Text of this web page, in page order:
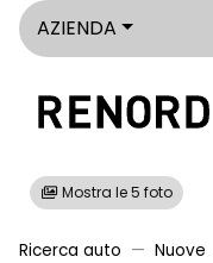
AZIENDA
Mostra le 5 foto
Ricerca auto Nuove